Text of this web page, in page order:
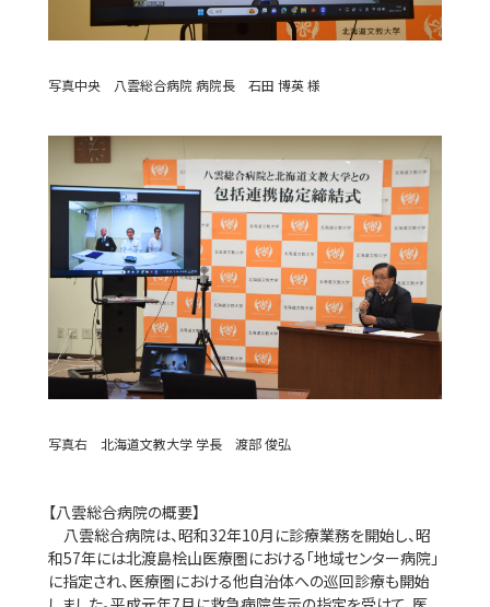
写真中央 八雲総合病院 病院長 石田 博英 様
写真右 北海道文教大学 学長 渡部 俊弘
【八雲総合病院の概要】
八雲総合病院は、昭和32年10月に診療業務を開始し、昭
和57年には北渡島桧山医療圏における「地域センター病院」
に指定され、医療圏における他自治体への巡回診療も開始